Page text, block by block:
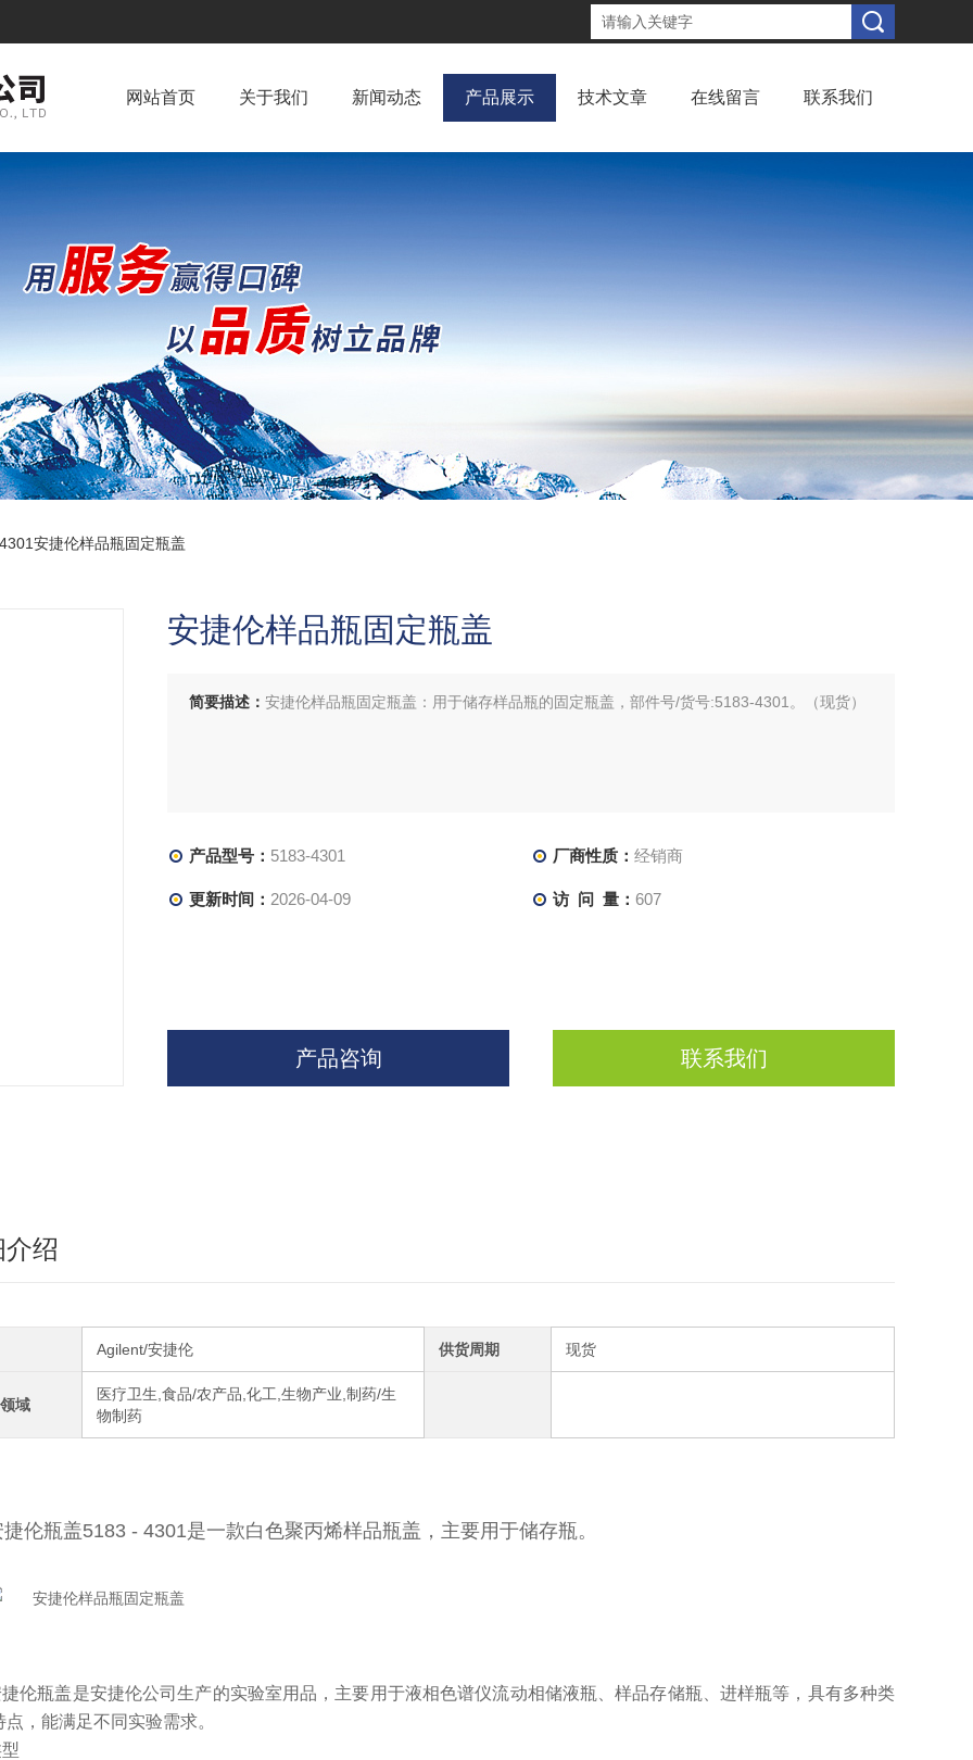
网站首页 关于我们 新闻动态 产品展示 技术文章 在线留言 联系我们
安捷伦样品瓶固定瓶盖
安捷伦样品瓶固定瓶盖
简要描述： 安捷伦样品瓶固定瓶盖：用于储存样品瓶的固定瓶盖，部件号/货号:5183-4301。（现货）
产品型号： 5183-4301 厂商性质： 经销商
更新时间： 2026-04-09 访 问 量： 607
产品咨询 联系我们
绍
Agilent/安捷伦 供货周期 现货
域
医疗卫生,食品/农产品,化工,生物产业,制药/生
物制药
捷伦瓶盖5183 - 4301是一款白色聚丙烯样品瓶盖，主要用于储存瓶。
伦瓶盖是安捷伦公司生产的实验室用品，主要用于液相色谱仪流动相储液瓶、样品存储瓶、进样瓶等，具有多种类
点，能满足不同实验需求。